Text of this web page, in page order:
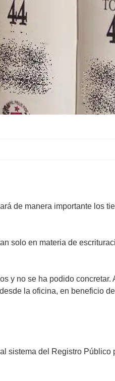
de manera importante los
solo en materia de
y no se ha podido concretar.
la oficina, en beneficio
sistema del Registro Público